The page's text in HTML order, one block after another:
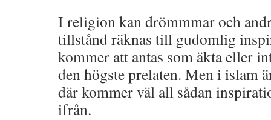
I religion kan drömmmar och
tillstånd räknas till gudomlig
kommer att antas som äkta eller
den högste prelaten. Men i islam
där kommer väl all sådan
ifrån.